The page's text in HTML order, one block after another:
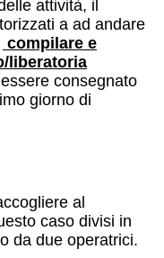
attività, il
a ad andare
compilare e
liberatoria
consegnato
giorno di
al
caso divisi in
da due operatrici.